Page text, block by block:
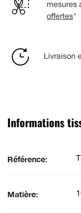
mesures
offertes"
Livraison
Informations
Référence:
Matière: